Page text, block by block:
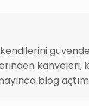
kendilerini
kahveleri,
blog